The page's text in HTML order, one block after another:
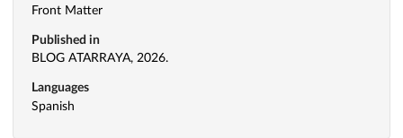
Front Matter
Published in
BLOG ATARRAYA, 2026.
Languages
Spanish